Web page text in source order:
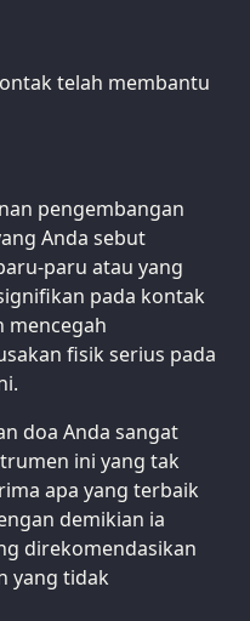
telah membantu
pengembangan
Anda sebut
paru atau yang
pada kontak
mencegah
fisik serius pada
doa Anda sangat
ini yang tak
apa yang terbaik
demikian ia
direkomendasikan
yang tidak